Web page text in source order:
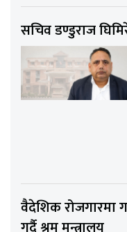
सचिव डण्डुराज
वैदेशिक रोजगारमा